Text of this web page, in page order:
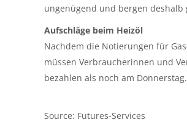
ungenügend und bergen deshalb
Aufschläge beim Heizöl
Nachdem die Notierungen für
müssen Verbraucherinnen und
bezahlen als noch am Donnerstag.
Source: Futures-Services